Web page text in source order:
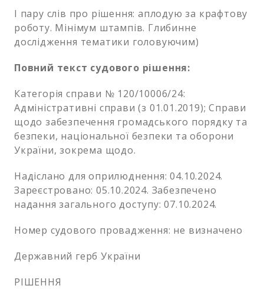
І пару слів про рішення: аплодую за крафтову
роботу. Мінімум штампів. Глибинне
дослідження тематики головуючим)
Повний текст судового рішення:
Категорія справи № 120/10006/24:
Адміністративні справи (з 01.01.2019); Справи
щодо забезпечення громадського порядку та
безпеки, національної безпеки та оборони
України, зокрема щодо.
Надіслано для оприлюднення: 04.10.2024.
Зареєстровано: 05.10.2024. Забезпечено
надання загального доступу: 07.10.2024.
Номер судового провадження: не визначено
Державний герб України
РІШЕННЯ